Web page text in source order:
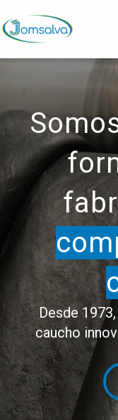
al
Desde
caucho